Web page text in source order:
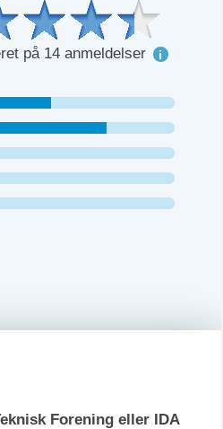
på 14 anmeldelser
Forening eller IDA